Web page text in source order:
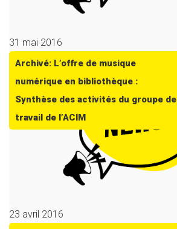
31 mai 2016
Archivé: L’offre de musique
numérique en bibliothèque :
Synthèse des activités du groupe de
travail de l’ACIM
23 avril 2016